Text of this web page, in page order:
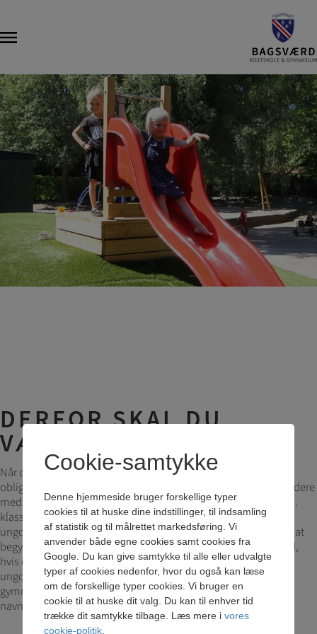
DERFOR SKAL DU
VÆLGE 0.G PÅ BK
Når du har gennemført 9. klasse, er du færdig med den
obligatoriske undervisning, men de fleste unge går heldigvis videre
med en eller anden form for skolegang. En del elever går efter 9.
klasse i gymnasiet eller på en anden tilsvarende
ungdomsuddannelse. Mange føler imidlertid, at de ikke er klar at
begynde i gymnasiet. Her kan 0. g på BK være en god mulighed,
hvis du allerede ved, at du på sigt ønsker en gymnasial
ungdomsuddannelse. Året i 0. g skal opleves som en optakt til
gymnasiet frem for som en afslutning på grundskolen, heraf
navnet.
Cookie-samtykke
Denne hjemmeside bruger forskellige typer
cookies til at huske dine indstillinger, til indsamling
af statistik og til målrettet markedsføring. Vi
anvender både egne cookies samt cookies fra
Google. Du kan give samtykke til alle eller udvalgte
typer af cookies nedenfor, hvor du også kan læse
om de forskellige typer cookies. Vi bruger en
cookie til at huske dit valg. Du kan til enhver tid
trække dit samtykke tilbage. Læs mere i vores
cookie-politik